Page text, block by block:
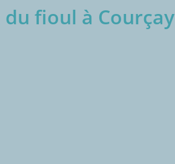
fioul à Courçay